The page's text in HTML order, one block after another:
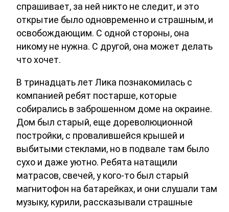
спрашивает, за ней никто не следит, и это
открытие было одновременно и страшным, и
освобождающим. С одной стороны, она
никому не нужна. С другой, она может делать
что хочет.
В тринадцать лет Лика познакомилась с
компанией ребят постарше, которые
собирались в заброшенном доме на окраине.
Дом был старый, еще дореволюционной
постройки, с провалившейся крышей и
выбитыми стеклами, но в подвале там было
сухо и даже уютно. Ребята натащили
матрасов, свечей, у кого-то был старый
магнитофон на батарейках, и они слушали там
музыку, курили, рассказывали страшные